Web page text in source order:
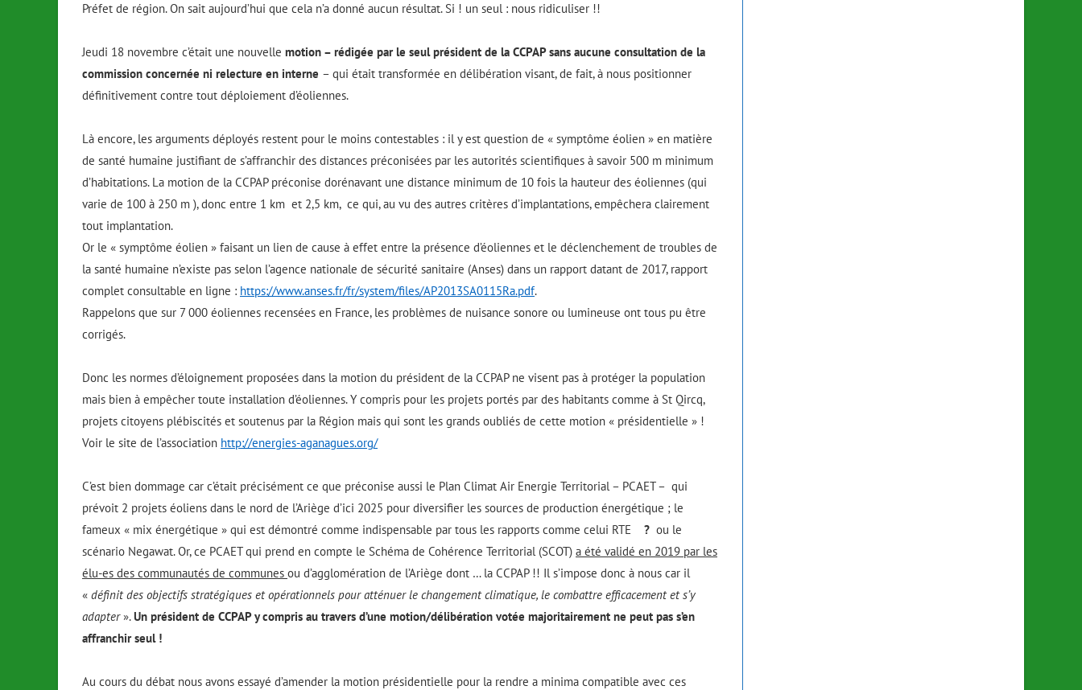
Préfet de région. On sait aujourd’hui que cela n’a donné aucun résultat. Si ! un seul : nous ridiculiser !!
Jeudi 18 novembre c’était une nouvelle motion – rédigée par le seul président de la CCPAP sans aucune consultation de la
commission concernée ni relecture en interne – qui était transformée en délibération visant, de fait, à nous positionner
définitivement contre tout déploiement d’éoliennes.
Là encore, les arguments déployés restent pour le moins contestables : il y est question de « symptôme éolien » en matière
de santé humaine justifiant de s’affranchir des distances préconisées par les autorités scientifiques à savoir 500 m minimum
d’habitations. La motion de la CCPAP préconise dorénavant une distance minimum de 10 fois la hauteur des éoliennes (qui
varie de 100 à 250 m ), donc entre 1 km et 2,5 km, ce qui,au vu des autres critères d’implantations,empêchera clairement
tout implantation.
Or le « symptôme éolien » faisant un lien de cause à effet entre la présence d’éoliennes et le déclenchement de troubles de
la santé humaine n’existe pas selon l’agence nationale de sécurité sanitaire (Anses) dans un rapport datant de 2017,rapport
complet consultable en ligne : https://www.anses.fr/fr/system/files/AP2013SA0115Ra.pdf.
Rappelons que sur 7 000 éoliennes recensées en France, les problèmes de nuisance sonore ou lumineuse ont tous pu être
corrigés.
Donc les normes d’éloignement proposées dans la motion du président de la CCPAP ne visent pas à protéger la population
mais bien à empêcher toute installation d’éoliennes. Y compris pour les projets portés par des habitants comme à St Qircq,
projets citoyens plébiscités et soutenus par la Région mais qui sont les grands oubliés de cette motion « présidentielle » !
Voir le site de l’association http://energies-aganagues.org/
C’est bien dommage car c’était précisément ce que préconise aussi le Plan Climat Air Energie Territorial – PCAET – qui
prévoit 2 projets éoliens dans le nord de l’Ariège d’ici 2025 pour diversifier les sources de production énergétique ; le
fameux « mix énergétique » qui est démontré comme indispensable par tous les rapports comme celui RTE
? ou le
scénario Negawat. Or, ce PCAET qui prend en compte le Schéma de Cohérence Territorial (SCOT) a été validé en 2019 par les
élu-es des communautés de communes ou d’agglomération de l’Ariège dont … la CCPAP !! Il s’impose donc à nous car il
« définit des objectifs stratégiques et opérationnels pour atténuer le changement climatique, le combattre efficacement et s’y
adapter».Un président de CCPAP y compris au travers d’une motion/délibération votée majoritairement ne peut pas s’en
affranchir seul !
Au cours du débat nous avons essayé d’amender la motion présidentielle pour la rendre a minima compatible avec ces